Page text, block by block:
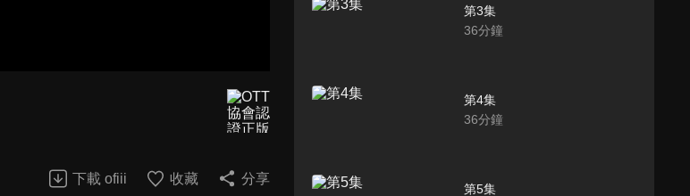
下載 ofiii 收藏 分享
第3集
36分鐘
第4集
36分鐘
第5集